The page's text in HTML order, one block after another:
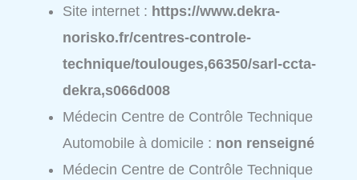
Site internet : https://www.dekra-
norisko.fr/centres-controle-
technique/toulouges,66350/sarl-ccta-
dekra,s066d008
Médecin Centre de Contrôle Technique
Automobile à domicile : non renseigné
Médecin Centre de Contrôle Technique